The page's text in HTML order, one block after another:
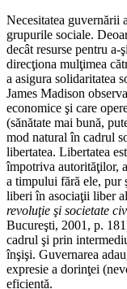
Necesitatea guvernării
grupurile sociale.
decât resurse pentru a-
direcţiona mulţimea
a asigura solidaritatea
James Madison
economice şi care
(sănătate mai bună,
mod natural în cadrul
libertatea. Libertatea
împotriva autorităţilor,
a timpului fără ele, pur
liberi în asociaţii liber
revoluţie şi societate
Bucureşti, 2001, p.
cadrul şi prin
înşişi. Guvernarea
expresie a dorinţei
eficientă.